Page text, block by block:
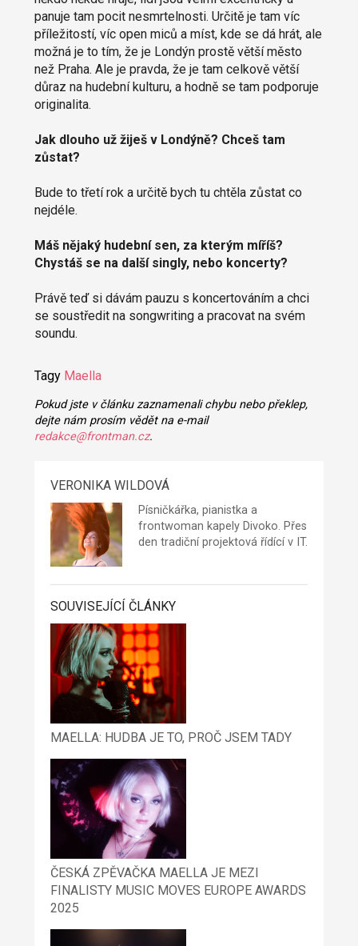
panuje tam pocit nesmrtelnosti. Určitě je tam víc
příležitostí, víc open miců a míst, kde se dá hrát, ale
možná je to tím, že je Londýn prostě větší město
než Praha. Ale je pravda, že je tam celkově větší
důraz na hudební kulturu, a hodně se tam podporuje
originalita.
Jak dlouho už žiješ v Londýně? Chceš tam
zůstat?
Bude to třetí rok a určitě bych tu chtěla zůstat co
nejdéle.
Máš nějaký hudební sen, za kterým míříš?
Chystáš se na další singly, nebo koncerty?
Právě teď si dávám pauzu s koncertováním a chci
se soustředit na songwriting a pracovat na svém
soundu.
Tagy Maella
Pokud jste v článku zaznamenali chybu nebo překlep,
dejte nám prosím vědět na e-mail
redakce@frontman.cz.
VERONIKA WILDOVÁ
Písničkářka, pianistka a
frontwoman kapely Divoko. Přes
den tradiční projektová řídící v IT.
SOUVISEJÍCÍ ČLÁNKY
MAELLA: HUDBA JE TO, PROČ JSEM TADY
ČESKÁ ZPĚVAČKA MAELLA JE MEZI
FINALISTY MUSIC MOVES EUROPE AWARDS
2025